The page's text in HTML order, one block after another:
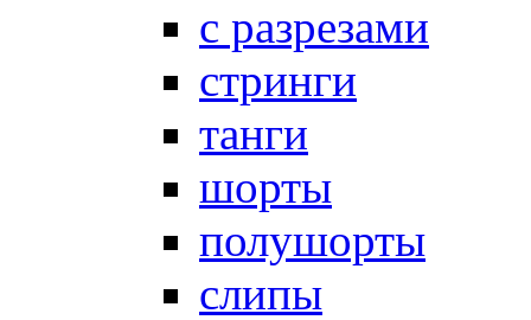
с разрезами
стринги
танги
шорты
полушорты
слипы